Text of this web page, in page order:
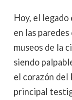
Hoy, el
en las
museos de la
siendo
el corazón del
principal